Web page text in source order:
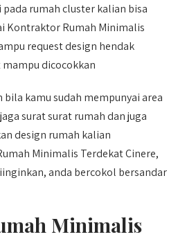
rumah cluster kalian bisa
Kontraktor Rumah Minimalis
request design hendak
dicocokkan
kamu sudah mempunyai area
surat surat rumah dan juga
design rumah kalian
Minimalis Terdekat Cinere,
anda bercokol bersandar
Minimalis